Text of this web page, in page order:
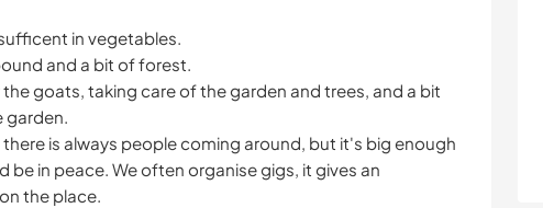
in vegetables.
and a bit of forest.
goats, taking care of the garden and trees, and a bit
garden.
is always people coming around, but it's big enough
be in peace. We often organise gigs, it gives an
the place.